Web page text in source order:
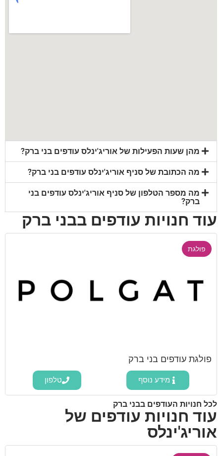
מהן שעות הפעילות של אוריג'ינלס עודפים בני ברק?
מה הכתובת של סניף אוריג'ינלס עודפים בני ברק?
מה מספר הטלפון של סניף אוריג'ינלס עודפים בני
ברק?
עוד חנויות עודפים בבני ברק
פולגת
פולגת עודפים בני ברק
מידע נוסף טלפון
לכל חנויות העודפים בבני ברק
עוד חנויות עודפים של
אוריג'ינלס